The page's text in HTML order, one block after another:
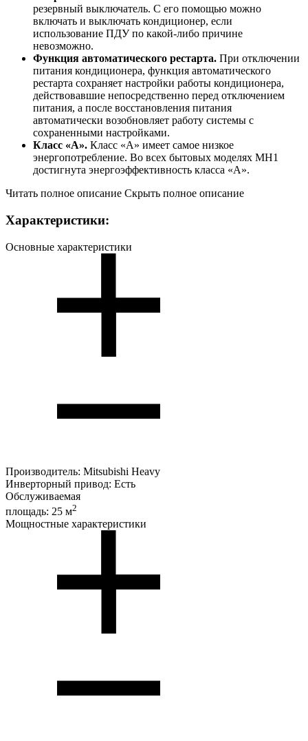
резервный выключатель. С его помощью можно
включать и выключать кондиционер, если
использование ПДУ по какой-либо причине
невозможно.
Функция автоматического рестарта. При отключении
питания кондиционера, функция автоматического
рестарта сохраняет настройки работы кондиционера,
действовавшие непосредственно перед отключением
питания, а после восстановления питания
автоматически возобновляет работу системы с
сохраненными настройками.
Класс «А». Класс «А» имеет самое низкое
энергопотребление. Во всех бытовых моделях МН1
достигнута энергоэффективность класса «А».
Читать полное описание Скрыть полное описание
Характеристики:
Основные характеристики
Производитель: Mitsubishi Heavy
Инверторный привод: Есть
Обслуживаемая
площадь: 25 м2
Мощностные характеристики